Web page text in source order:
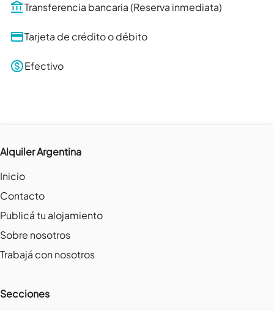
Transferencia bancaria (Reserva inmediata)
Tarjeta de crédito o débito
Efectivo
Alquiler Argentina
Inicio
Contacto
Publicá tu alojamiento
Sobre nosotros
Trabajá con nosotros
Secciones